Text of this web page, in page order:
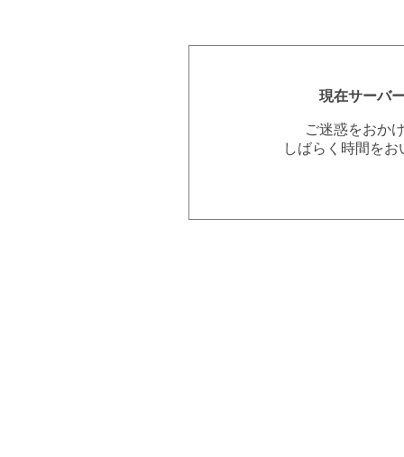
現在サーバ
ご迷惑をおか
しばらく時間を